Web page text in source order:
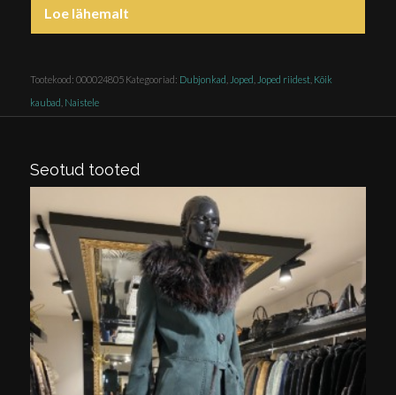
Loe lähemalt
Tootekood: 000024805 Kategooriad: Dubjonkad Joped Joped riidest, Kõik
kaubad Naistele
Seotud tooted